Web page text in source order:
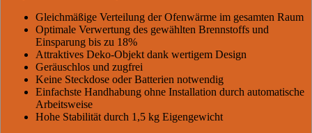
Gleichmäßige Verteilung der Ofenwärme im gesamten Raum
Optimale Verwertung des gewählten Brennstoffs und
Einsparung bis zu 18%
Attraktives Deko-Objekt dank wertigem Design
Geräuschlos und zugfrei
Keine Steckdose oder Batterien notwendig
Einfachste Handhabung ohne Installation durch automatische
Arbeitsweise
Hohe Stabilität durch 1,5 kg Eigengewicht